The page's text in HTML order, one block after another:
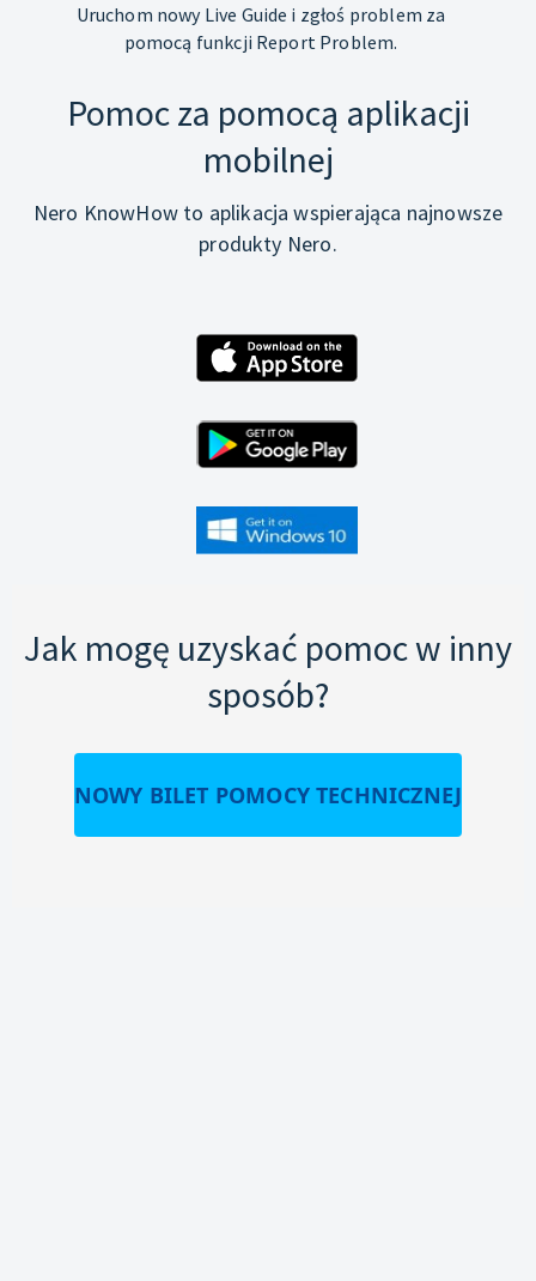
Uruchom nowy Live Guide i zgłoś problem za
pomocą funkcji Report Problem.
Pomoc za pomocą aplikacji
mobilnej
Nero KnowHow to aplikacja wspierająca najnowsze
produkty Nero.
Jak mogę uzyskać pomoc w inny
sposób?
NOWY BILET POMOCY TECHNICZNEJ